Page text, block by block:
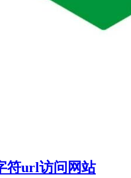
符url访问网站